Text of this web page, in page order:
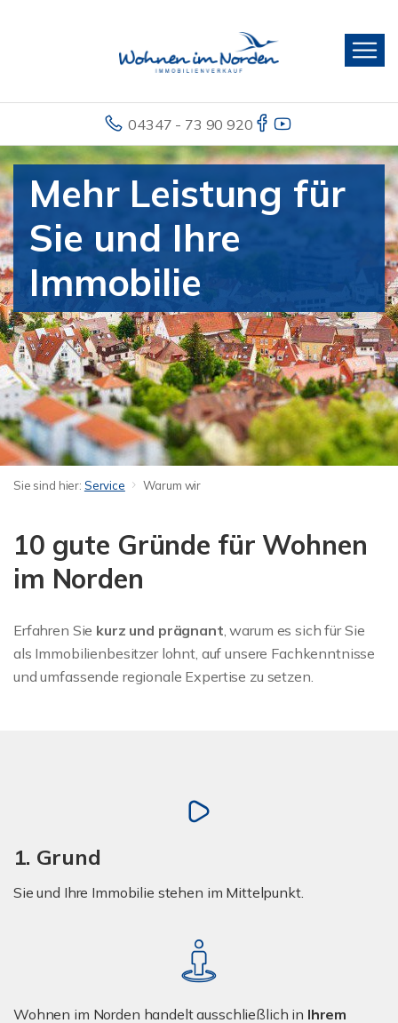
04347 - 73 90 920
Mehr Leistung für
Sie und Ihre
Immobilie
Sie sind hier: Service Warum wir
10 gute Gründe für Wohnen
im Norden
Erfahren Sie kurz und prägnant, warum es sich für Sie
als Immobilienbesitzer lohnt, auf unsere Fachkenntnisse
und umfassende regionale Expertise zu setzen.
1. Grund
Sie und Ihre Immobilie stehen im Mittelpunkt.
Wohnen im Norden handelt ausschließlich in Ihrem